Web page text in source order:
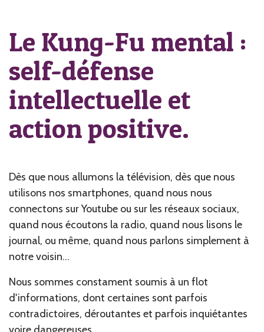
Le Kung-Fu mental :
self-défense
intellectuelle et
action positive.
Dès que nous allumons la télévision, dès que nous
utilisons nos smartphones, quand nous nous
connectons sur Youtube ou sur les réseaux sociaux,
quand nous écoutons la radio, quand nous lisons le
journal, ou même, quand nous parlons simplement à
notre voisin...
Nous sommes constament soumis à un flot
d'informations, dont certaines sont parfois
contradictoires, déroutantes et parfois inquiétantes